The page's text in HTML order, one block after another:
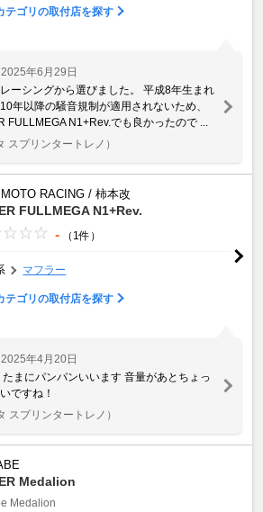
テゴリの取付店を探す
2025年6月29日
ーシングから選びました。 平成8年生まれ
年以降の騒音規制が適用されないため、
FULLMEGA N1+Rev.でも良かったので ...
スプリンタートレノ）
RACING / 柿本改
FULLMEGA N1+Rev.
- （1件）
マフラー
テゴリの取付店を探す
2025年4月20日
まにパンパンいいます 音量があとちょっ
ですね！
スプリンタートレノ）
Medalion
Medalion